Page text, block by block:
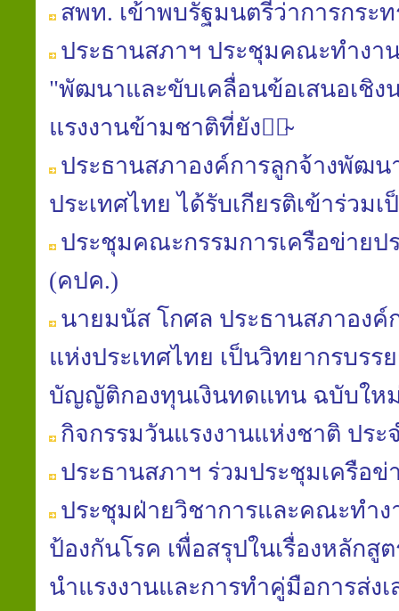
สพท. เข้าพบรัฐมนตรีว่าการกระท
ประธานสภาฯ ประชุมคณะทำ​งา
"พัฒนา​และ​ขับเคลื่อน​ข้อเสนอ​เชิง​
แรงงาน​ข้ามชาติ​ที่​ยัง​มิ̴
ประธาน​สภา​องค์การ​ลูกจ้าง​พัฒน
ประเทศไทย​ ได้​รับ​เกียรติ​เข้าร่วม​เ
ประชุมคณะกรรมการเครือข่าย
(คปค.)
นายมนัส​ โกศล​ ประธาน​สภา​องค์
แห่ง​ประเทศไทย​ เป็นวิทยากร​บรร
บัญญัติ​กองทุน​เงินทดแทน​ ฉบับให
กิจกรรมวันแรงงานแห่งชาติ ประ
ประธานสภาฯ ร่วมประชุมเครือ
ประชุมฝ่ายวิชาการ​และคณะ​ทำง
ป้องกัน​โรค​ เพื่อสรุปในเรื่องหลัก
นํา​แรงงานและการทำคู่มือ​การส่ง